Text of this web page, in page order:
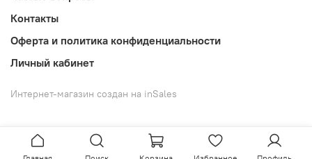
Контакты
Оферта и политика конфиденциальности
Личный кабинет
Интернет-магазин создан на inSales